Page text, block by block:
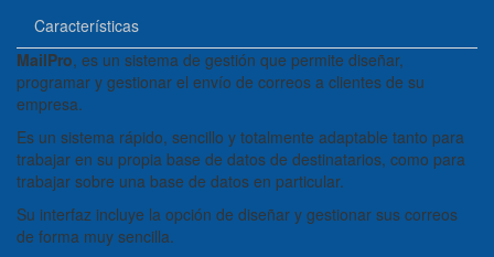
Características
MailPro, es un sistema de gestión que permite diseñar,
programar y gestionar el envío de correos a clientes de su
empresa.
Es un sistema rápido, sencillo y totalmente adaptable tanto para
trabajar en su propia base de datos de destinatarios, como para
trabajar sobre una base de datos en particular.
Su interfaz incluye la opción de diseñar y gestionar sus correos
de forma muy sencilla.